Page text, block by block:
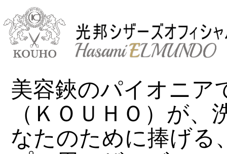
美容鋏のパイオニア
（ＫＯＵＨＯ）が
なたのために捧げる